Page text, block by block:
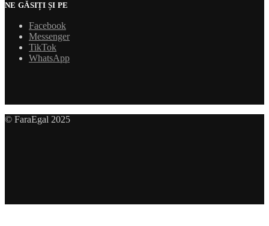
NE GĂSIȚI ȘI PE
Facebook
Messenger
TikTok
WhatsApp
© FaraEgal 2025